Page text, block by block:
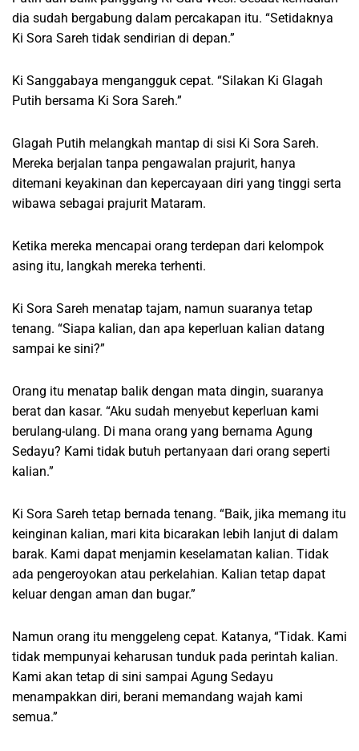
dia sudah bergabung dalam percakapan itu. “Setidaknya
Ki Sora Sareh tidak sendirian di depan.”
Ki Sanggabaya mengangguk cepat. “Silakan Ki Glagah
Putih bersama Ki Sora Sareh.”
Glagah Putih melangkah mantap di sisi Ki Sora Sareh.
Mereka berjalan tanpa pengawalan prajurit, hanya
ditemani keyakinan dan kepercayaan diri yang tinggi serta
wibawa sebagai prajurit Mataram.
Ketika mereka mencapai orang terdepan dari kelompok
asing itu, langkah mereka terhenti.
Ki Sora Sareh menatap tajam, namun suaranya tetap
tenang. “Siapa kalian, dan apa keperluan kalian datang
sampai ke sini?”
Orang itu menatap balik dengan mata dingin, suaranya
berat dan kasar. “Aku sudah menyebut keperluan kami
berulang-ulang. Di mana orang yang bernama Agung
Sedayu? Kami tidak butuh pertanyaan dari orang seperti
kalian.”
Ki Sora Sareh tetap bernada tenang. “Baik, jika memang itu
keinginan kalian, mari kita bicarakan lebih lanjut di dalam
barak. Kami dapat menjamin keselamatan kalian. Tidak
ada pengeroyokan atau perkelahian. Kalian tetap dapat
keluar dengan aman dan bugar.”
Namun orang itu menggeleng cepat. Katanya, “Tidak. Kami
tidak mempunyai keharusan tunduk pada perintah kalian.
Kami akan tetap di sini sampai Agung Sedayu
menampakkan diri, berani memandang wajah kami
semua.”